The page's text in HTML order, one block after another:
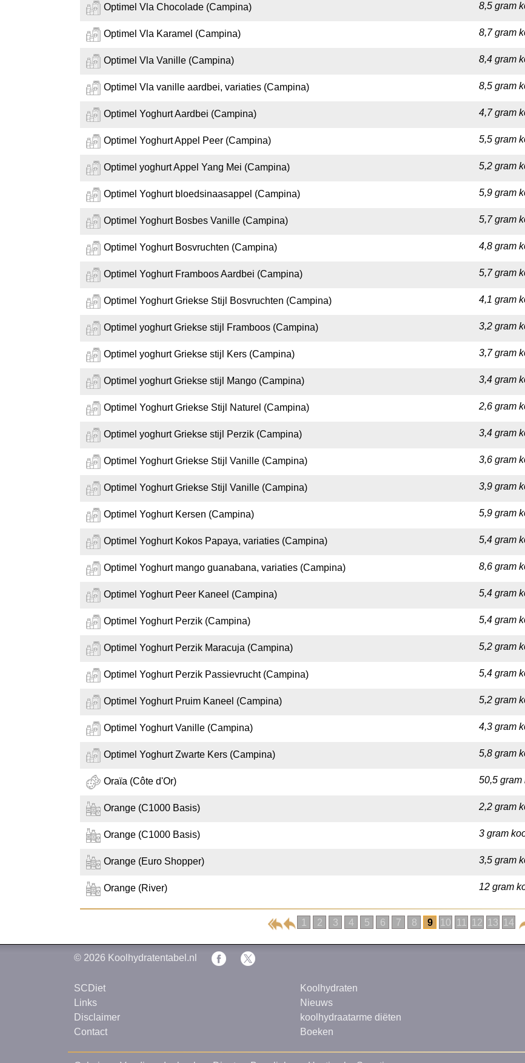
Optimel Vla Chocolade (Campina) 8,5 gram
Optimel Vla Karamel (Campina) 8,7 gram
Optimel Vla Vanille (Campina) 8,4 gram
Optimel Vla vanille aardbei, variaties (Campina) 8,5 gram
Optimel Yoghurt Aardbei (Campina) 4,7 gram
Optimel Yoghurt Appel Peer (Campina) 5,5 gram
Optimel yoghurt Appel Yang Mei (Campina) 5,2 gram
Optimel Yoghurt bloedsinaasappel (Campina) 5,9 gram
Optimel Yoghurt Bosbes Vanille (Campina) 5,7 gram
Optimel Yoghurt Bosvruchten (Campina) 4,8 gram
Optimel Yoghurt Framboos Aardbei (Campina) 5,7 gram
Optimel Yoghurt Griekse Stijl Bosvruchten (Campina) 4,1 gram
Optimel yoghurt Griekse stijl Framboos (Campina) 3,2 gram
Optimel yoghurt Griekse stijl Kers (Campina) 3,7 gram
Optimel yoghurt Griekse stijl Mango (Campina) 3,4 gram
Optimel Yoghurt Griekse Stijl Naturel (Campina) 2,6 gram
Optimel yoghurt Griekse stijl Perzik (Campina) 3,4 gram
Optimel Yoghurt Griekse Stijl Vanille (Campina) 3,6 gram
Optimel Yoghurt Griekse Stijl Vanille (Campina) 3,9 gram
Optimel Yoghurt Kersen (Campina) 5,9 gram
Optimel Yoghurt Kokos Papaya, variaties (Campina) 5,4 gram
Optimel Yoghurt mango guanabana, variaties (Campina) 8,6 gram
Optimel Yoghurt Peer Kaneel (Campina) 5,4 gram
Optimel Yoghurt Perzik (Campina) 5,4 gram
Optimel Yoghurt Perzik Maracuja (Campina) 5,2 gram
Optimel Yoghurt Perzik Passievrucht (Campina) 5,4 gram
Optimel Yoghurt Pruim Kaneel (Campina) 5,2 gram
Optimel Yoghurt Vanille (Campina) 4,3 gram
Optimel Yoghurt Zwarte Kers (Campina) 5,8 gram
Oraïa (Côte d'Or) 50,5 gram
Orange (C1000 Basis) 2,2 gram
Orange (C1000 Basis) 3 gram
Orange (Euro Shopper) 3,5 gram
Orange (River) 12 gram
1 2 3 4 5 6 7 8 9 10 11 12 13 14
© 2026 Koolhydratentabel.nl
SCDiet
Links
Disclaimer
Contact
Koolhydraten
Nieuws
koolhydraatarme diëten
Boeken